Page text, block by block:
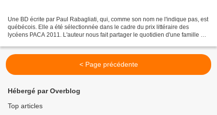
Une BD écrite par Paul Rabagliati, qui, comme son nom ne l'indique pas, est
québécois. Elle a été sélectionnée dans le cadre du prix littéraire des
lycéens PACA 2011. L'auteur nous fait partager le quotidien d'une famille à
< Page précédente
Hébergé par Overblog
Top articles